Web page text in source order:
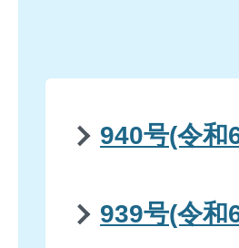
940号(令和
939号(令和